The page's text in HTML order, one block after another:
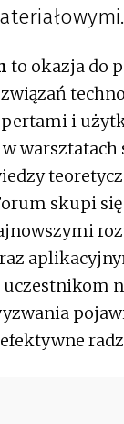
to okazja do
i
w
skupi